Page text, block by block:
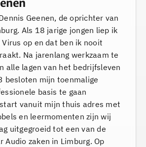
Geenen, de oprichter van
Als 18 jarige jongen liep ik
Virus op en dat ben ik nooit
Na jarenlang werkzaam te
alle lagen van het bedrijfsleven
besloten mijn toenmalige
basis te gaan
vanuit mijn thuis adres met
en leermomenten zijn wij
uitgegroeid tot een van de
Audio zaken in Limburg. Op